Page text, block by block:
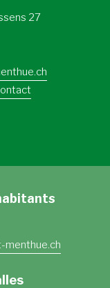
27
menthue.ch